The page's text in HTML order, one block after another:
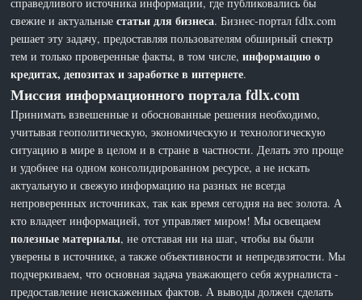
свежие и актуальныестатьи для бизнеса. Бизнес-портал fdlx.com
решает эту задачу, предоставляя пользователям обширный спектр
тем и только проверенные факты, в том числе,информацию о
кредитах, депозитах и заработке в интернете.
Миссия информационного портала fdlx.com
Принимать взвешенные и обоснованные решения необходимо,
учитывая геополитическую, экономическую и технологическую
ситуацию в мире в целом и в стране в частности. Делать это проще
и удобнее на одном консолидированном ресурсе, а не искать
актуальную и свежую информацию на разных не всегда
непроверенных источниках, так как время сегодня на вес золота. А
кто владеет информацией, тот управляет миром! Мы освещаем
полезные материалы, не отставая ни на шаг, чтобы вы были
уверены в источнике, а также объективности и непредвзятости. Мы
подчеркиваем, что основная задача уважающего себя журналиста -
предоставление неискаженных фактов. А выводы должен сделать